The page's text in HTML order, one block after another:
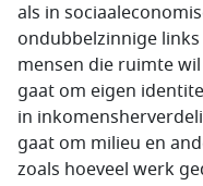
als in
ondubbelzinnige
mensen die ruimte
gaat om eigen
in
gaat om milieu en
zoals hoeveel werk